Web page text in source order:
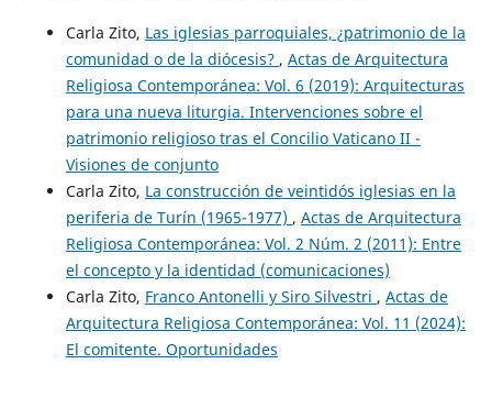
Carla Zito, Las iglesias parroquiales, ¿patrimonio de la
comunidad o de la diócesis? , Actas de Arquitectura
Religiosa Contemporánea: Vol. 6 (2019): Arquitecturas
para una nueva liturgia. Intervenciones sobre el
patrimonio religioso tras el Concilio Vaticano II -
Visiones de conjunto
Carla Zito, La construcción de veintidós iglesias en la
periferia de Turín (1965-1977) , Actas de Arquitectura
Religiosa Contemporánea: Vol. 2 Núm. 2 (2011): Entre
el concepto y la identidad (comunicaciones)
Carla Zito, Franco Antonelli y Siro Silvestri , Actas de
Arquitectura Religiosa Contemporánea: Vol. 11 (2024):
El comitente. Oportunidades